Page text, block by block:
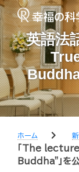
英語法
ホーム chevron_right
「The
Buddha"」を